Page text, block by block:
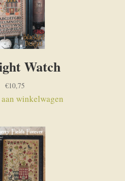
Watch
€10,75
winkelwagen